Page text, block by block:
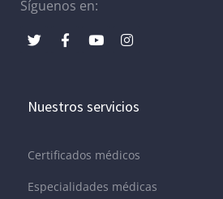
Síguenos en:
Nuestros servicios
Certificados médicos
Especialidades médicas